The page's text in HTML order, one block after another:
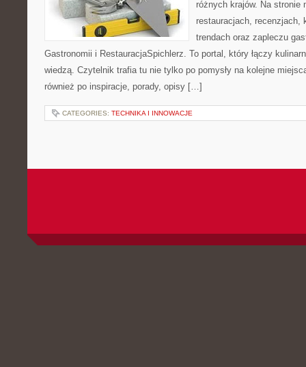
różnych krajów. Na stronie
restauracjach, recenzjach,
trendach oraz zapleczu
Gastronomii i RestauracjaSpichlerz. To portal, który łączy
wiedzą. Czytelnik trafia tu nie tylko po pomysły na kolejne
również po inspiracje, porady, opisy […]
CATEGORIES: TECHNIKA I INNOWACJE